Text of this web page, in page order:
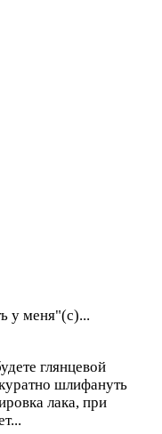
у меня"(с)...
глянцевой
шлифануть
лака, при